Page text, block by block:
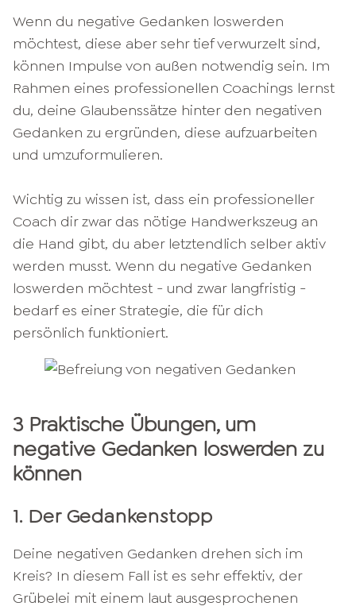
Wenn du negative Gedanken loswerden
möchtest, diese aber sehr tief verwurzelt sind,
können Impulse von außen notwendig sein. Im
Rahmen eines professionellen Coachings lernst
du, deine Glaubenssätze hinter den negativen
Gedanken zu ergründen, diese aufzuarbeiten
und umzuformulieren.
Wichtig zu wissen ist, dass ein professioneller
Coach dir zwar das nötige Handwerkszeug an
die Hand gibt, du aber letztendlich selber aktiv
werden musst. Wenn du negative Gedanken
loswerden möchtest - und zwar langfristig -
bedarf es einer Strategie, die für dich
persönlich funktioniert.
3 Praktische Übungen, um
negative Gedanken loswerden zu
können
1. Der Gedankenstopp
Deine negativen Gedanken drehen sich im
Kreis? In diesem Fall ist es sehr effektiv, der
Grübelei mit einem laut ausgesprochenen